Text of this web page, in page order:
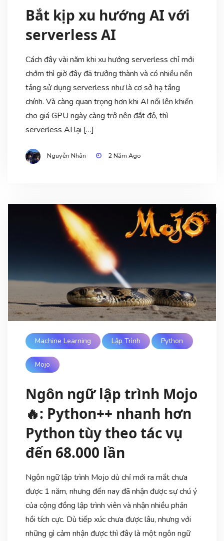
Bắt kịp xu hướng AI với
serverless AI
Cách đây vài năm khi xu hướng serverless chỉ mới
chớm thì giờ đây đã trưởng thành và có nhiều nền
tảng sử dụng serverless như là cơ sở hạ tầng
chính. Và càng quan trọng hơn khi AI nổi lên khiến
cho giá GPU ngày càng trở nên đắt đỏ, thì
serverless AI lại […]
Nguyễn Nhân 2 Năm Ago
Machine Learning Lập Trình Python
Mojo
Ngôn ngữ lập trình Mojo
🔥: Python++ nhanh hơn
Python tùy theo tác vụ
đến 68.000 lần
Ngôn ngữ lập trình Mojo dù chỉ mới ra mắt chưa
được 1 năm, nhưng đến nay đã nhận được sự chú ý
của cộng đồng lập trình viên và nhận nhiều phản
hồi tích cực. Dù tiếp xúc chưa được lâu, nhưng với
những gì cảm nhận được thì đây là một ngôn ngữ